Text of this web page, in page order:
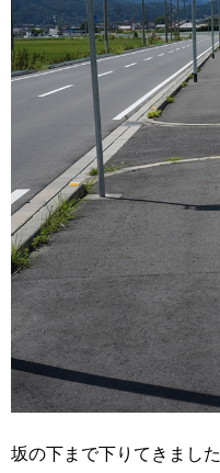
坂の下まで下りてきまし